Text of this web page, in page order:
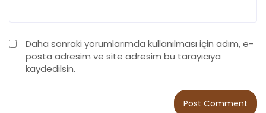
Daha sonraki yorumlarımda kullanılması için adım, e-
posta adresim ve site adresim bu tarayıcıya
kaydedilsin.